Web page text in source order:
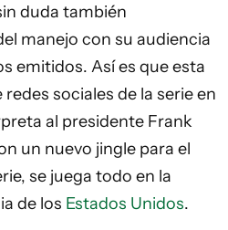
duda también
manejo con su audiencia
emitidos. Así es que esta
sociales de la serie en
al presidente Frank
un nuevo jingle para el
se juega todo en la
de los Estados Unidos.